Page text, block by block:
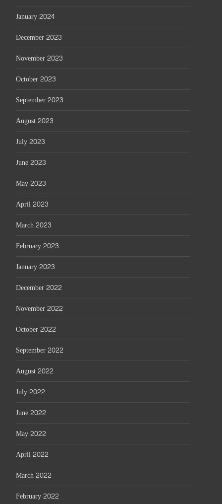
January 2024
December 2023
November 2023
October 2023
September 2023
August 2023
July 2023
June 2023
May 2023
April 2023
March 2023
February 2023
January 2023
December 2022
November 2022
October 2022
September 2022
August 2022
July 2022
June 2022
May 2022
April 2022
March 2022
February 2022